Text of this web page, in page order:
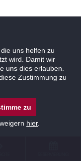
uns helfen zu
wird. Damit wir
uns dies erlauben.
Zustimmung zu
zu
hier.